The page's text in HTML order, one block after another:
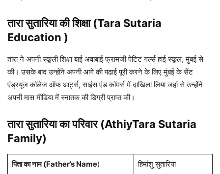
तारा सुतारिया की शिक्षा (Tara Sutaria
Education )
तारा ने अपनी स्कूली शिक्षा बाई अवाबाई फ्रामजी पेटिट गर्ल्स हाई स्कूल, मुंबई से
की। उसके बाद उन्होंने अपनी आगे की पढाई पूरी करने के लिए मुंबई के सेंट
एंड्रयूज कॉलेज ऑफ आर्ट्स, साइंस एंड कॉमर्स में दाखिला लिया जहां से उन्होंने
अपनी मास मीडिया में स्नातक की डिग्री प्राप्त की।
तारा सुतारिया का परिवार (AthiyTara Sutaria
Family)
पिता का नाम (Father’s Name) हिमांशु सुतारिया